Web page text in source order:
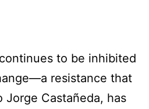
to be inhibited
resistance that
Jorge Castañeda, has